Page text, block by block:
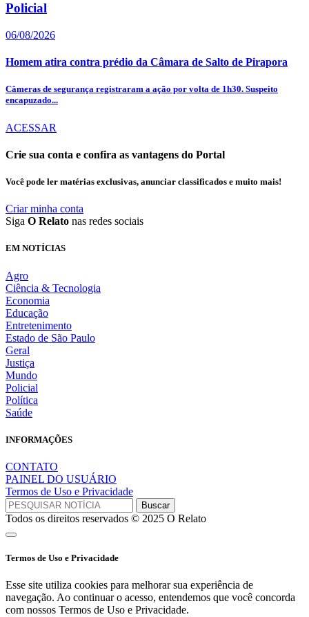
Policial
06/08/2026
Homem atira contra prédio da Câmara de Salto de Pirapora
Câmeras de segurança registraram a ação por volta de 1h30. Suspeito
encapuzado...
ACESSAR
Crie sua conta e confira as vantagens do Portal
Você pode ler matérias exclusivas, anunciar classificados e muito mais!
Criar minha conta
Siga O Relato nas redes sociais
EM NOTÍCIAS
Agro
Ciência & Tecnologia
Economia
Educação
Entretenimento
Estado de São Paulo
Geral
Justiça
Mundo
Policial
Política
Saúde
INFORMAÇÕES
CONTATO
PAINEL DO USUÁRIO
Termos de Uso e Privacidade
Todos os direitos reservados © 2025 O Relato
Termos de Uso e Privacidade
Esse site utiliza cookies para melhorar sua experiência de
navegação. Ao continuar o acesso, entendemos que você concorda
com nossos Termos de Uso e Privacidade.